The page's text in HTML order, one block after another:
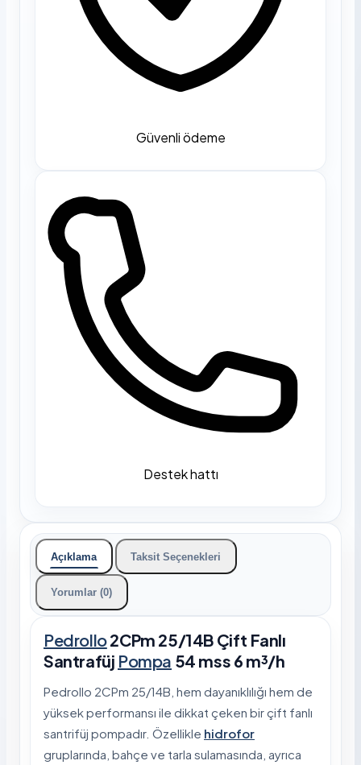
Güvenli ödeme
Destek hattı
Açıklama Taksit Seçenekleri
Yorumlar (0)
Pedrollo2CPm 25/14B Çift Fanlı
Santrafüj Pompa 54 mss 6 m³/h
Pedrollo 2CPm 25/14B, hem dayanıklılığı hem de
yüksek performansı ile dikkat çeken bir çift fanlı
santrifüj pompadır. Özellikle hidrofor
gruplarında, bahçe ve tarla sulamasında, ayrıca